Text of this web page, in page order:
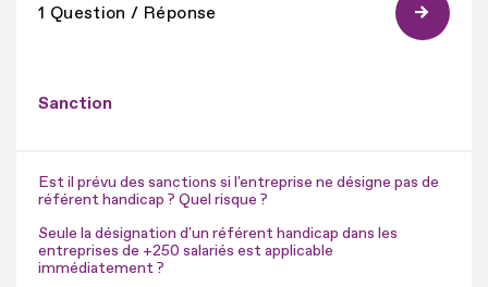
1 Question / Réponse
Sanction
Est il prévu des sanctions si l'entreprise ne désigne pas de
référent handicap ? Quel risque ?
Seule la désignation d'un référent handicap dans les
entreprises de +250 salariés est applicable
immédiatement ?